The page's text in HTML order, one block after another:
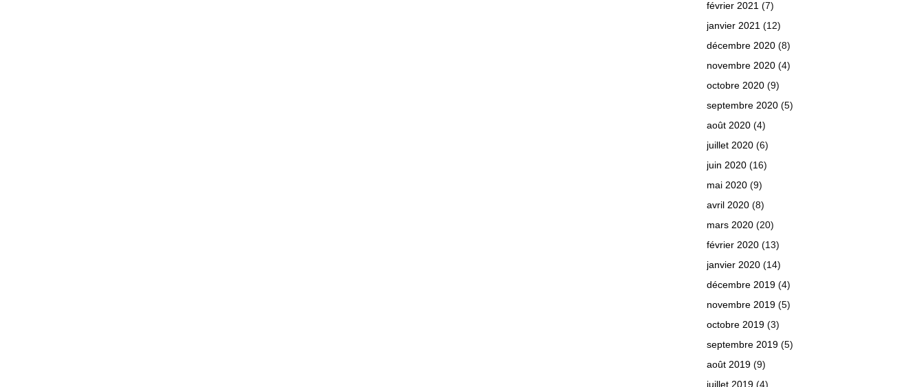
février 2021 (7)
janvier 2021 (12)
décembre 2020 (8)
novembre 2020 (4)
octobre 2020 (9)
septembre 2020 (5)
août 2020 (4)
juillet 2020 (6)
juin 2020 (16)
mai 2020 (9)
avril 2020 (8)
mars 2020 (20)
février 2020 (13)
janvier 2020 (14)
décembre 2019 (4)
novembre 2019 (5)
octobre 2019 (3)
septembre 2019 (5)
août 2019 (9)
juillet 2019 (4)